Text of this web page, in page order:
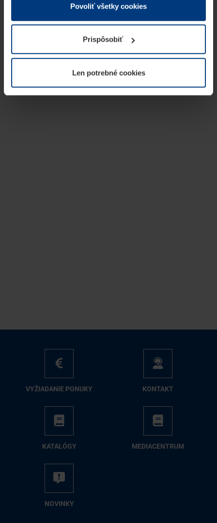
Z právneho hľadiska môžeme cookies ukladať na Vašom
prevádzku tejto stránky. Pre všetky ostatné typy cookie
potrebujeme Vaše povolenie. Vaše povolenie môžete
kedykoľvek zmeniť alebo odvolať vo vysvetlení cookie
našej webovej stránky.
Povoliť všetky cookies
Prispôsobiť
Len potrebné cookies
VY­ŽIA­DA­NIE PO­NU­KY KON­TAKT
KA­TA­LÓ­GY ME­DIA­CEN­TRUM
NO­VIN­KY